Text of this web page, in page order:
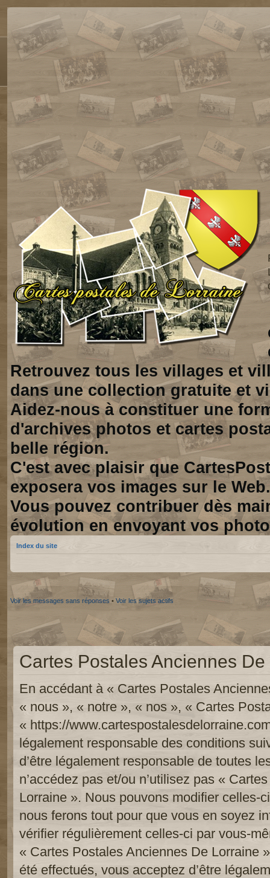
Retrouvez tous les villages et
dans une collection gratuite et
Aidez-nous à constituer une
d'archives photos et cartes
belle région.
C'est avec plaisir que
exposera vos images sur le Web.
Vous pouvez contribuer dès
évolution en envoyant vos
Index du site
Voir les messages sans réponses • Voir les sujets actifs
Cartes Postales Anciennes
En accédant à « Cartes Postales
« nous », « notre », « nos », « Cartes
« https://
légalement responsable des conditions
d’être légalement responsable de toutes
n’accédez pas et/ou n’utilisez pas «
Lorraine ». Nous pouvons modifier celles-
nous ferons tout pour que vous en soyez
vérifier régulièrement celles-ci par vous-
« Cartes Postales Anciennes De Lorraine
été effectués, vous acceptez d’être